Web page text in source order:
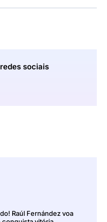
sociais
Raúl Fernández voa